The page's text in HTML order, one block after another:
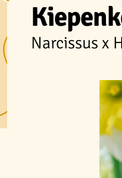
Narcissus x